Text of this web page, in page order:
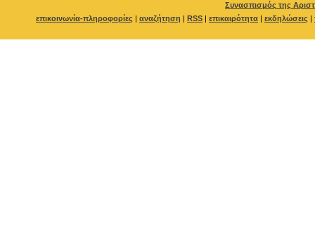
Συνασπισμός της
επικοινωνία-πληροφορίες | αναζήτηση | RSS | επικαιρότητα | εκδηλώσεις |